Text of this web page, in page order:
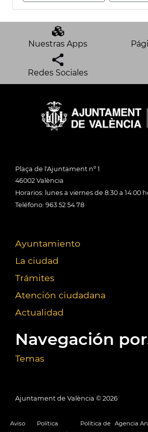
Nuestras Apps
Redes Sociales
Plaça de l'Ajuntament nº 1
46002 València
Horarios: lunes a viernes de 8:30 a 14:00
Teléfono: 963 52 54 78
Ayuntamiento
La ciudad
Trámites
Atención ciudadana
Actualidad
Navegación
Temas
Ajuntament de València © 2026
Aviso
Política
Política de Agencia